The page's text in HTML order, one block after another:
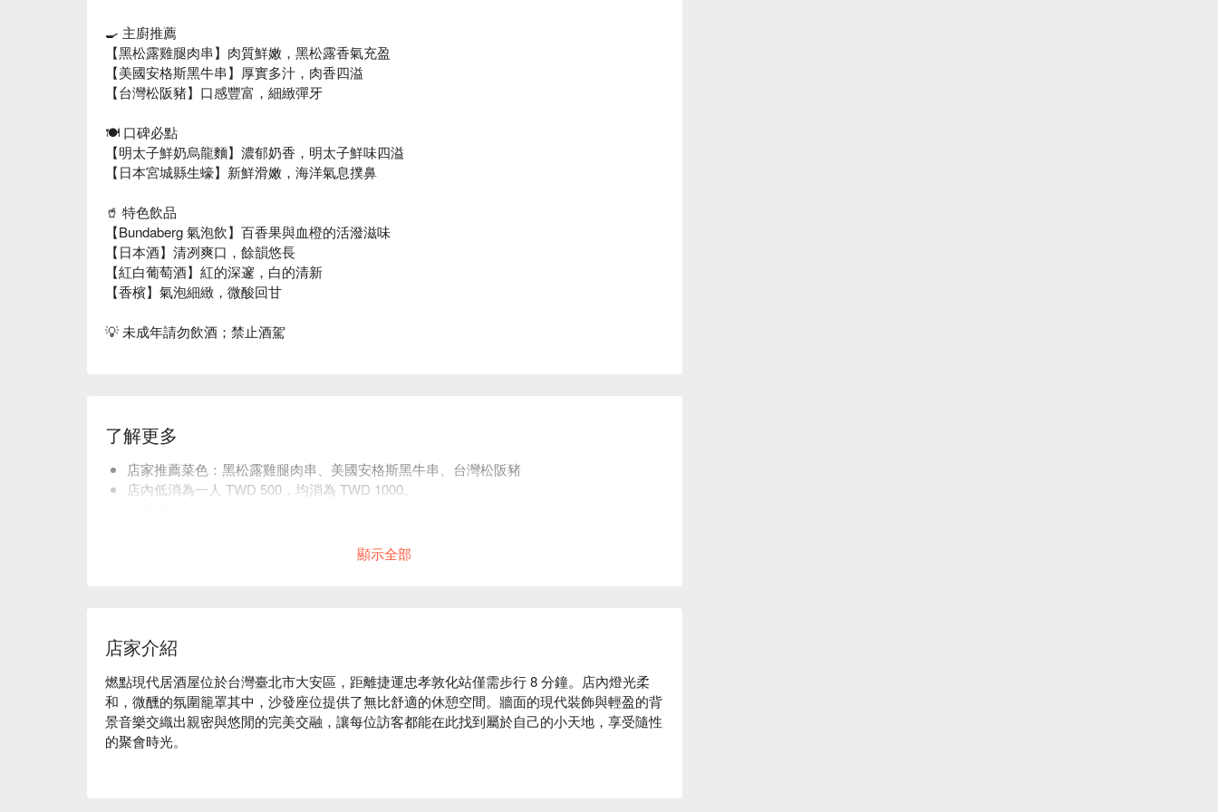
🍳 主廚推薦
【黑松露雞腿肉串】肉質鮮嫩，黑松露香氣充盈
【美國安格斯黑牛串】厚實多汁，肉香四溢
【台灣松阪豬】口感豐富，細緻彈牙
🍽️ 口碑必點
【明太子鮮奶烏龍麵】濃郁奶香，明太子鮮味四溢
【日本宮城縣生蠔】新鮮滑嫩，海洋氣息撲鼻
🥤 特色飲品
【Bundaberg 氣泡飲】百香果與血橙的活潑滋味
【日本酒】清冽爽口，餘韻悠長
【紅白葡萄酒】紅的深邃，白的清新
【香檳】氣泡細緻，微酸回甘
💡 未成年請勿飲酒；禁止酒駕
了解更多
店家推薦菜色：黑松露雞腿肉串、美國安格斯黑牛串、台灣松阪豬
店內低消為一人 TWD 500，均消為 TWD 1000。
顯示全部
店家介紹
燃點現代居酒屋位於台灣臺北市大安區，距離捷運忠孝敦化站僅需步行 8 分鐘。店內燈光柔
和，微醺的氛圍籠罩其中，沙發座位提供了無比舒適的休憩空間。牆面的現代裝飾與輕盈的背
景音樂交織出親密與悠閒的完美交融，讓每位訪客都能在此找到屬於自己的小天地，享受隨性
的聚會時光。